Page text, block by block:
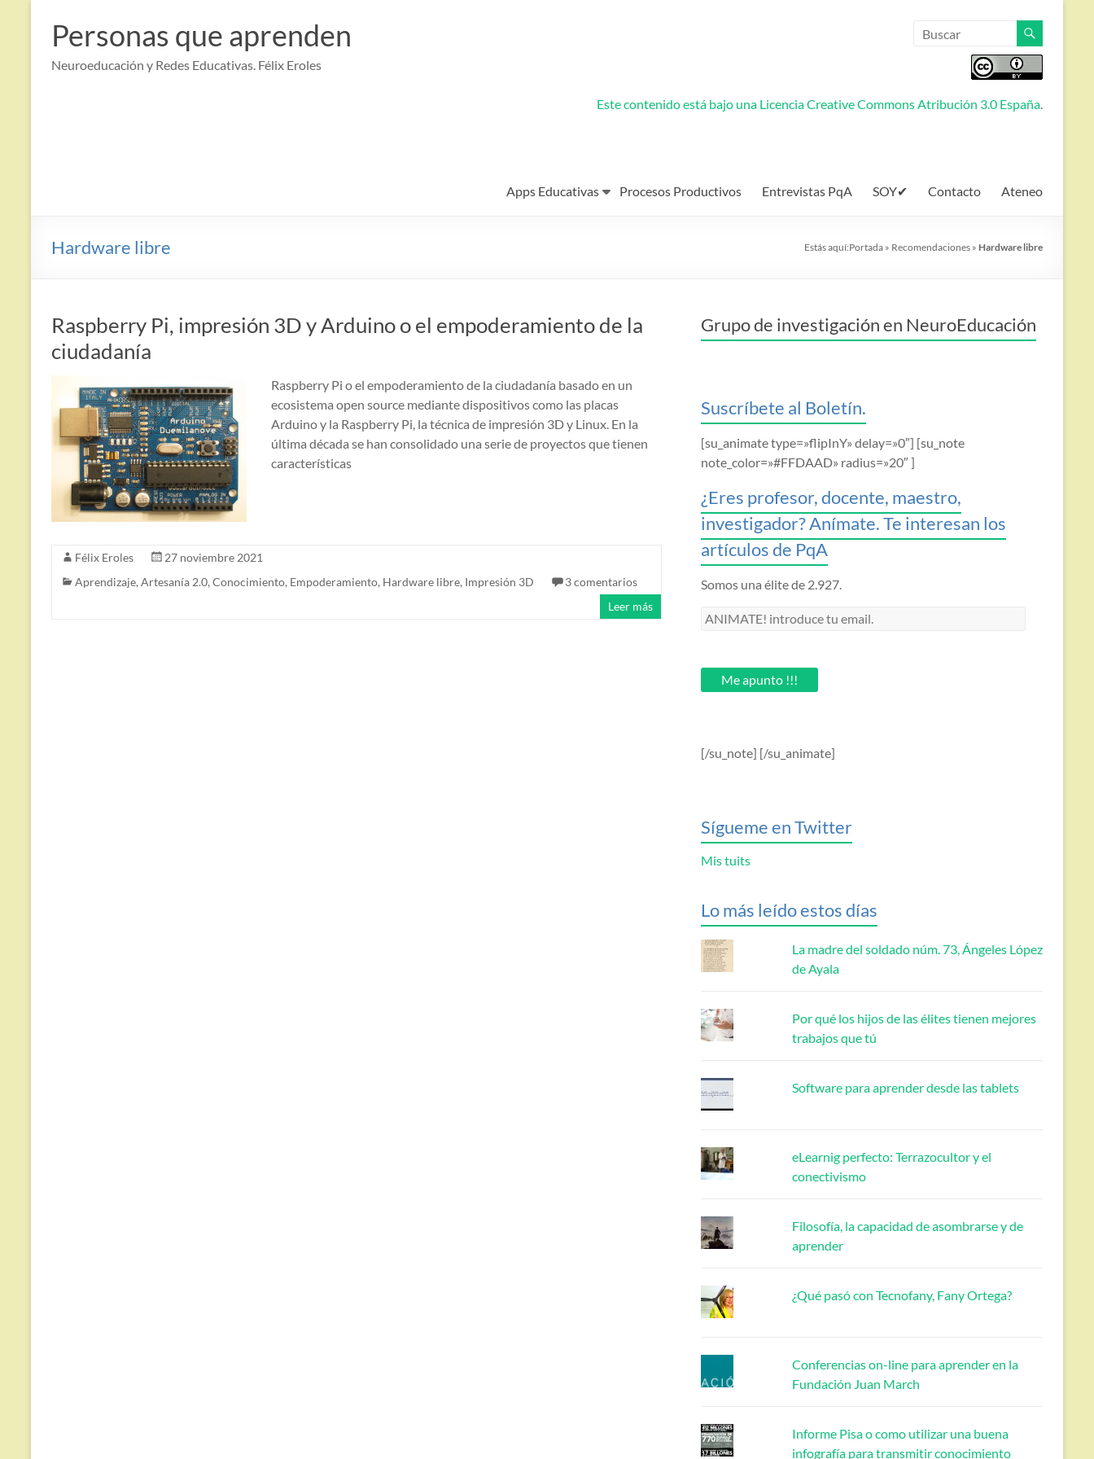
contenido
Personas que aprenden
Neuroeducación y Redes Educativas. Félix Eroles
Este contenido está bajo una Licencia Creative Commons Atribución 3.0 España.
Apps Educativas Procesos Productivos Entrevistas PqA SOY✔ Contacto Ateneo
Hardware libre Estás aquí:Portada » Recomendaciones » Hardware libre
Raspberry Pi, impresión 3D y Arduino o el empoderamiento de la
ciudadanía
Raspberry Pi o el empoderamiento de la ciudadanía basado en un
ecosistema open source mediante dispositivos como las placas
Arduino y la Raspberry Pi, la técnica de impresión 3D y Linux. En la
última década se han consolidado una serie de proyectos que tienen
características
Félix Eroles
27 noviembre 2021
Aprendizaje, Artesanía 2.0, Conocimiento, Empoderamiento, Hardware libre, Impresión 3D
3 comentarios
Leer más
Grupo de investigación en NeuroEducación
Suscríbete al Boletín.
[su_animate type=»flipInY» delay=»0″] [su_note
note_color=»#FFDAAD» radius=»20″ ]
¿Eres profesor, docente, maestro,
investigador? Anímate. Te interesan los
artículos de PqA
Somos una élite de 2.927.
ANIMATE!
email.Me apunto !!!
[/su_note] [/su_animate]
Sígueme en Twitter
Mis tuits
Lo más leído estos días
La madre del soldado núm. 73, Ángeles López
de Ayala
Por qué los hijos de las élites tienen mejores
trabajos que tú
Software para aprender desde las tablets
eLearnig perfecto: Terrazocultor y el
conectivismo
Filosofía, la capacidad de asombrarse y de
aprender
¿Qué pasó con Tecnofany, Fany Ortega?
Conferencias on-line para aprender en la
Fundación Juan March
Informe Pisa o como utilizar una buena
infografía para transmitir conocimiento